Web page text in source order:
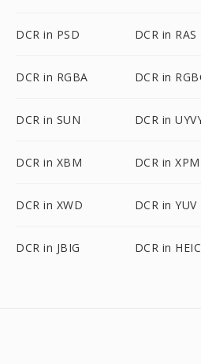
DCR in PSD DCR in RAS
DCR in RGBA DCR in
DCR in SUN DCR in
DCR in XBM DCR in XPM
DCR in XWD DCR in YUV
DCR in JBIG DCR in HEIC